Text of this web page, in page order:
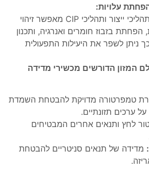
עלויות:
ניטור מדויק של תהליכי ייצור ותהליכי CIP מאפשר זיהוי
הפחתת בזבוז חומרים ואנרגיה, ותכנון
ניתן לשפר את היעילות התפעולית
המזון הדורשים מכשירי מדידה
טמפרטורה מדויקת להבטחת השמדת
ערכים תזונתיים.
לחץ ותנאים אחרים המבטיחים
מדידה של תנאים סניטריים להבטחת